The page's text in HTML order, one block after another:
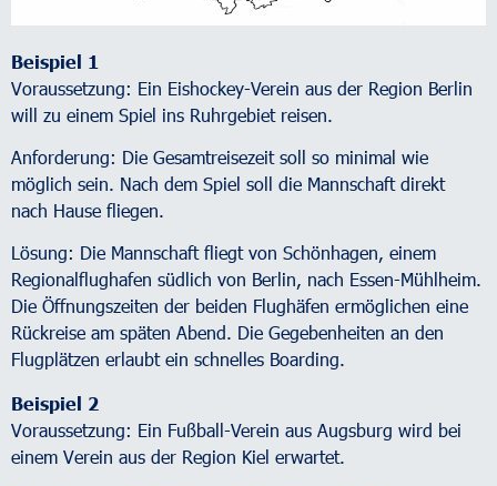
Beispiel 1
Voraussetzung: Ein Eishockey-Verein aus der Region Berlin
will zu einem Spiel ins Ruhrgebiet reisen.
Anforderung: Die Gesamtreisezeit soll so minimal wie
möglich sein. Nach dem Spiel soll die Mannschaft direkt
nach Hause fliegen.
Lösung: Die Mannschaft fliegt von Schönhagen, einem
Regionalflughafen südlich von Berlin, nach Essen-Mühlheim.
Die Öffnungszeiten der beiden Flughäfen ermöglichen eine
Rückreise am späten Abend. Die Gegebenheiten an den
Flugplätzen erlaubt ein schnelles Boarding.
Beispiel 2
Voraussetzung: Ein Fußball-Verein aus Augsburg wird bei
einem Verein aus der Region Kiel erwartet.